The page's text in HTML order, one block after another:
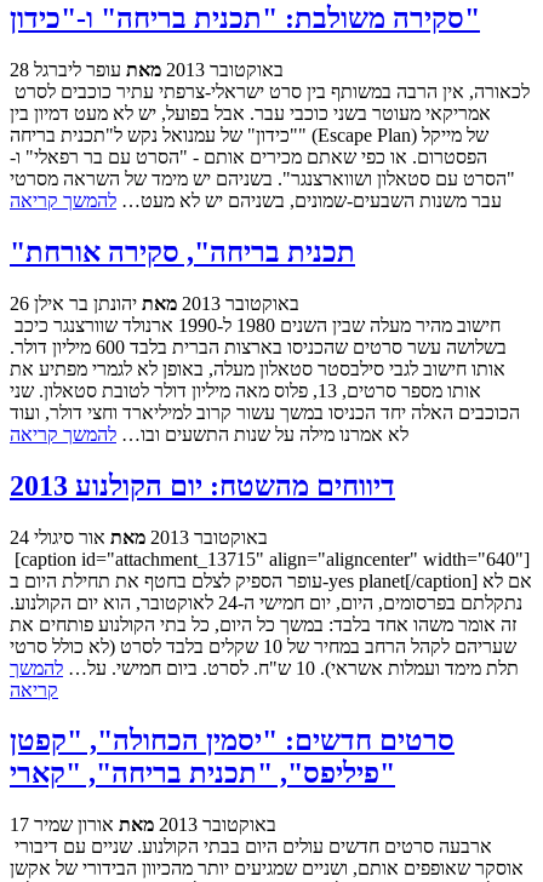
סקירה משולבת: "תכנית בריחה" ו-"כידון"
28 באוקטובר 2013 מאת עופר ליברגל
אמריקאי מעוטר בשני כוכבי עבר. אבל בפועל, יש לא מעט דמיון בין
"כידון" של עמנואל נקש ל"תכנית בריחה" (Escape Plan) של מייקל
הפסטרום. או כפי שאתם מכירים אותם - "הסרט עם בר רפאלי" ו-
"הסרט עם סטאלון ושווארצנגר". בשניהם יש מימד של השראה מסרטי
עבר משנות השבעים-שמונים, בשניהם יש לא מעט… להמשך קריאה
"תכנית בריחה", סקירה אורחת
26 באוקטובר 2013 מאת יהונתן בר אילן
בשלושה עשר סרטים שהכניסו בארצות הברית בלבד 600 מיליון דולר.
אותו חישוב לגבי סילבסטר סטאלון מעלה, באופן לא לגמרי מפתיע את
אותו מספר סרטים, 13, פלוס מאה מיליון דולר לטובת סטאלון. שני
הכוכבים האלה יחד הכניסו במשך עשור קרוב למיליארד וחצי דולר, ועוד
לא אמרנו מילה על שנות התשעים ובו… להמשך קריאה
דיווחים מהשטח: יום הקולנוע 2013
24 באוקטובר 2013 מאת אור סיגולי
[caption id="attachment_13715" align="aligncenter" width="640"]
עופר הספיק לצלם בחטף את תחילת היום ב-yes planet[/caption] אם לא
נתקלתם בפרסומים, היום, יום חמישי ה-24 לאוקטובר, הוא יום הקולנוע.
זה אומר משהו אחד בלבד: במשך כל היום, כל בתי הקולנוע פותחים את
שעריהם לקהל הרחב במחיר של 10 שקלים בלבד לסרט (לא כולל סרטי
תלת מימד ועמלות אשראי). 10 ש"ח. לסרט. ביום חמישי. על…
להמשך
קריאה
סרטים חדשים: "יסמין הכחולה", "קפטן
פיליפס", "תכנית בריחה", "קארי"
17 באוקטובר 2013 מאת אורון שמיר
אוסקר שאופפים אותם, ושניים שמגיעים יותר מהכיוון הבידורי של אקשן